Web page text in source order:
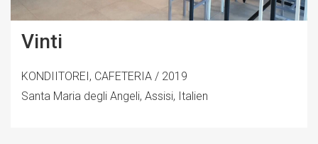
Vinti
KONDIITOREI, CAFETERIA / 2019
Santa Maria degli Angeli, Assisi, Italien